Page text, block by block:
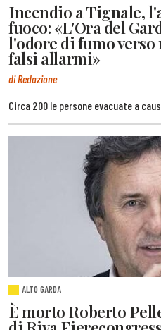
Incendio a Tignale,
fuoco: «L'Ora del
l'odore di fumo
falsi allarmi»
di Redazione
Circa 200 le persone evacuate a
ALTO GARDA
È morto Roberto